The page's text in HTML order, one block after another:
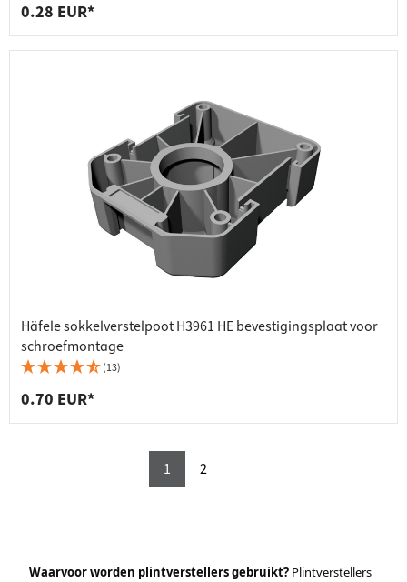
0.28 EUR*
Häfele sokkelverstelpoot H3961 HE bevestigingsplaat voor
schroefmontage
(13)
0.70 EUR*
1 2
Waarvoor worden plintverstellers gebruikt? Plintverstellers